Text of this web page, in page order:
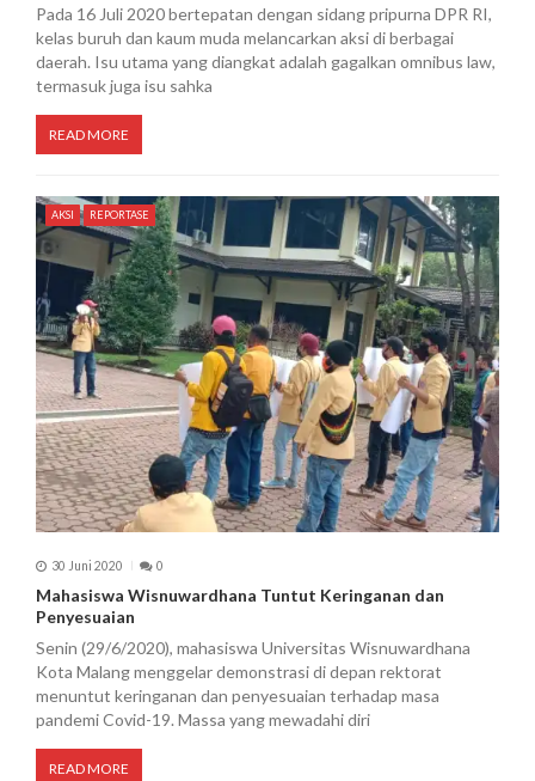
Pada 16 Juli 2020 bertepatan dengan sidang pripurna DPR RI,
kelas buruh dan kaum muda melancarkan aksi di berbagai
daerah. Isu utama yang diangkat adalah gagalkan omnibus law,
termasuk juga isu sahka
READ MORE
AKSI REPORTASE
30 Juni 2020 0
Mahasiswa Wisnuwardhana Tuntut Keringanan dan
Penyesuaian
Senin (29/6/2020), mahasiswa Universitas Wisnuwardhana
Kota Malang menggelar demonstrasi di depan rektorat
menuntut keringanan dan penyesuaian terhadap masa
pandemi Covid-19. Massa yang mewadahi diri
READ MORE